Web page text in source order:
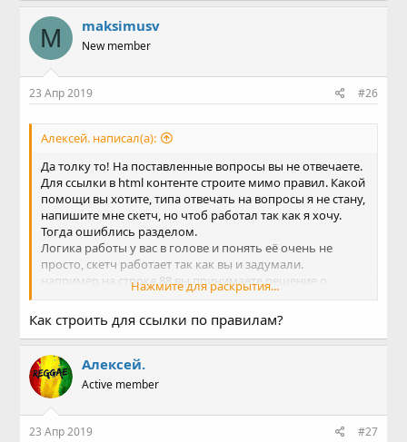
устанавливаете для пина LOW и сохраняете relayState =
HIGH
далее на строке 121 безусловно устанавливаете для
пина значение из relayState т.е. меняете обратно LOW на
Код:
digitalWrite(relayPin, relayState);
M maksimusv
New member
23 Апр 2019 #26
Алексей. написал(а):
Да толку то! На поставленные вопросы вы не отвечаете.
Для ссылки в html контенте строите мимо правил. Какой
помощи вы хотите, типа отвечать на вопросы я не стану,
напишите мне скетч, но чтоб работал так как я хочу.
Тогда ошиблись разделом.
Логика работы у вас в голове и понять её очень не
просто, скетч работает так как вы и задумали.
например на строке 88 вы принимаете решение о
Код:
       if (request.indexOf("/LED=ON") != -1) {
        digitalWrite(relayPin,LOW);
          relayState = HIGH;
Нажмите для раскрытия...
Как строить для ссылки по правилам?
Алексей.
Active member
23 Апр 2019 #27